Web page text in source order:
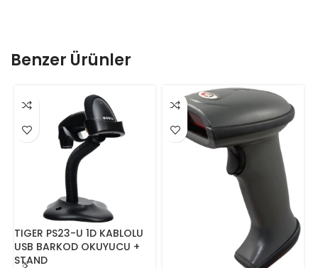
Benzer Ürünler
TIGER PS23-U 1D KABLOLU
USB BARKOD OKUYUCU +
STAND